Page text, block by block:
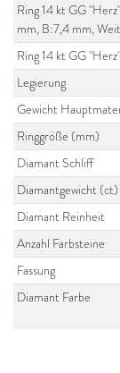
Ring 14 kt GG
mm, B:7,4 mm,
Ring 14 kt GG "Herz"
Legierung
Gewicht
Ringgröße (mm)
Diamant Schliff
Diamantgewicht (ct)
Diamant Reinheit
Anzahl Farbsteine
Fassung
Diamant Farbe